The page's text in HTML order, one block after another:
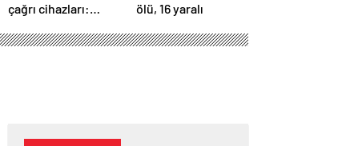
çağrı cihazları:
suikastını MİT
ölü, 16 yaralı